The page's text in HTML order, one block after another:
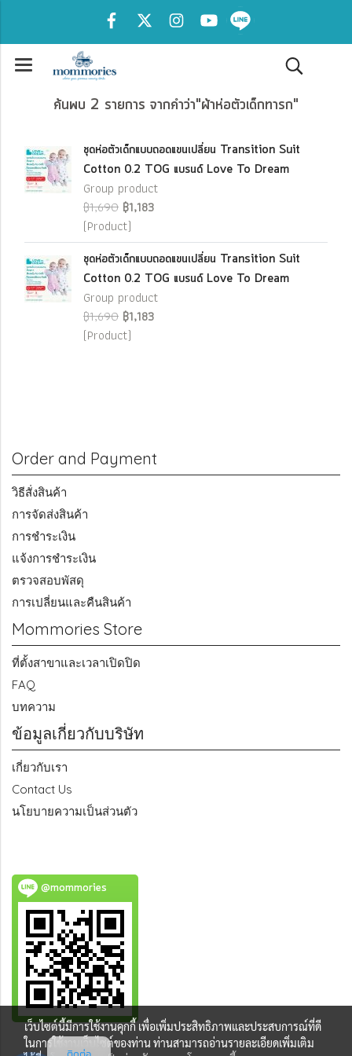
ค้นพบ 2 รายการ จากคำว่า"ผ้าห่อตัวเด็กทารก"
ชุดห่อตัวเด็กแบบถอดแขนเปลี่ยน Transition Suit
Cotton 0.2 TOG แบรนด์ Love To Dream
Group product
฿1,690 ฿1,183
(Product)
ชุดห่อตัวเด็กแบบถอดแขนเปลี่ยน Transition Suit
Cotton 0.2 TOG แบรนด์ Love To Dream
Group product
฿1,690 ฿1,183
(Product)
Order and Payment
วิธีสั่งสินค้า
การจัดส่งสินค้า
การชำระเงิน
แจ้งการชำระเงิน
ตรวจสอบพัสดุ
การเปลี่ยนและคืนสินค้า
Mommories Store
ที่ตั้งสาขาและเวลาเปิดปิด
FAQ
บทความ
ข้อมูลเกี่ยวกับบริษัท
เกี่ยวกับเรา
Contact Us
นโยบายความเป็นส่วนตัว
@mommories
เว็บไซต์นี้มีการใช้งานคุกกี้ เพื่อเพิ่มประสิทธิภาพและประสบการณ์ที่ดี
ในการใช้งานเว็บไซต์ของท่าน ท่านสามารถอ่านรายละเอียดเพิ่มเติม